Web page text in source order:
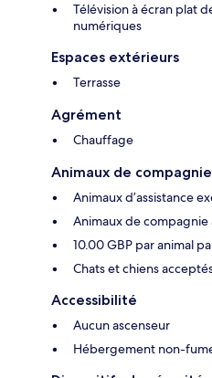
Télévision à écran plat
numériques
Espaces extérieurs
Terrasse
Agrément
Chauffage
Animaux de compagnie
Animaux d’assistance
Animaux de compagnie
10.00 GBP par animal
Chats et chiens
Accessibilité
Aucun ascenseur
Hébergement non-